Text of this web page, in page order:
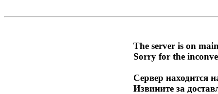
The server is on
Sorry for the
Сервер находится
Извините за